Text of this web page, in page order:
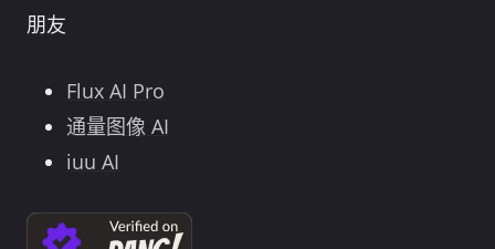
朋友
Flux AI Pro
通量图像 AI
iuu AI